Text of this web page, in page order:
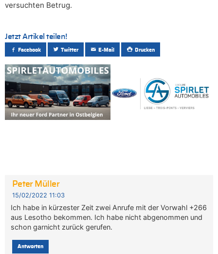
versuchten Betrug.
Jetzt Artikel teilen!
Facebook Twitter E-Mail Drucken
Peter Müller
15/02/2022 11:03
Ich habe in kürzester Zeit zwei Anrufe mit der Vorwahl +266
aus Lesotho bekommen. Ich habe nicht abgenommen und
schon garnicht zurück gerufen.
Antworten